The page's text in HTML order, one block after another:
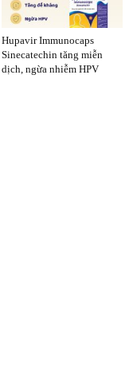
Hupavir Immunocaps
Sinecatechin tăng miễn
dịch, ngừa nhiễm HPV